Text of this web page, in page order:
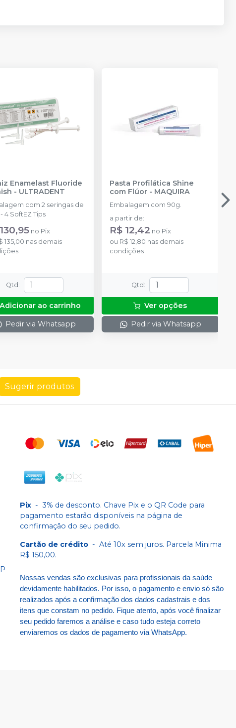
Enamelast Fluoride
- ULTRADENT
com 2 seringas de
1,2ml - 4 SoftEZ Tips
no Pix
135,00 nas demais
Qtd :
Adicionar ao carrinho
Pedir via Whatsapp
Pasta Profilática Shine
com Flúor- MAQUIRA
Embalagem com 90g.
a partir de:
R$ 12,42 no Pix
ou R$ 12,80 nas demais
condições
Qtd :
Ver opções
Pedir via Whatsapp
Sugerir produtos
Pix - 3% de desconto. Chave Pix e o QR Code para
pagamento estarão disponíveis na página de
confirmação do seu pedido.
Cartão de crédito - Até 10x sem juros. Parcela Minima
R$ 150,00.
Nossas vendas são exclusivas para profissionais da saúde
devidamente habilitados. Por isso, o pagamento e envio só são
realizados após a confirmação dos dados cadastrais e dos
itens que constam no pedido. Fique atento, após você finalizar
seu pedido faremos a análise e caso tudo esteja correto
enviaremos os dados de pagamento via WhatsApp.